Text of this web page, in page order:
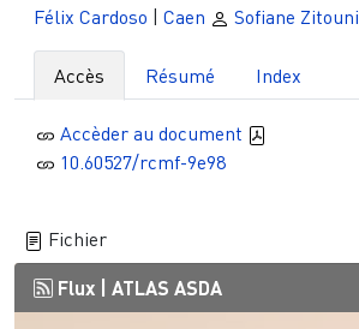
Félix Cardoso | Caen Sofiane Zitouni
Accès Résumé Index
Accèder au document
10.60527/rcmf-9e98
Fichier
Flux | ATLAS ASDA